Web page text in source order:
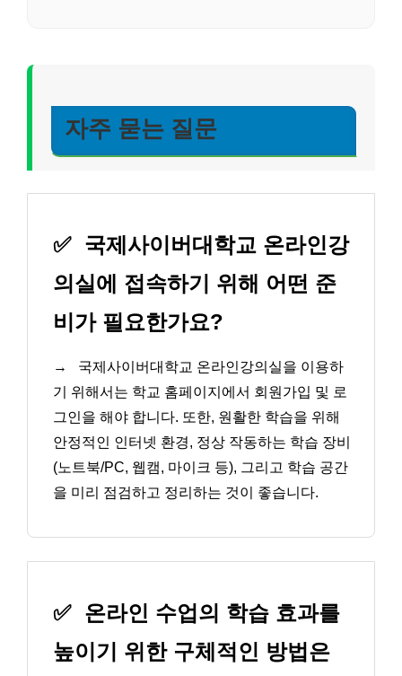
자주 묻는 질문
✅ 국제사이버대학교 온라인강
의실에 접속하기 위해 어떤 준
비가 필요한가요?
→
국제사이버대학교 온라인강의실을 이용하
기 위해서는 학교 홈페이지에서 회원가입 및 로
그인을 해야 합니다. 또한, 원활한 학습을 위해
안정적인 인터넷 환경, 정상 작동하는 학습 장비
(노트북/PC, 웹캠, 마이크 등), 그리고 학습 공간
을 미리 점검하고 정리하는 것이 좋습니다.
✅ 온라인 수업의 학습 효과를
높이기 위한 구체적인 방법은